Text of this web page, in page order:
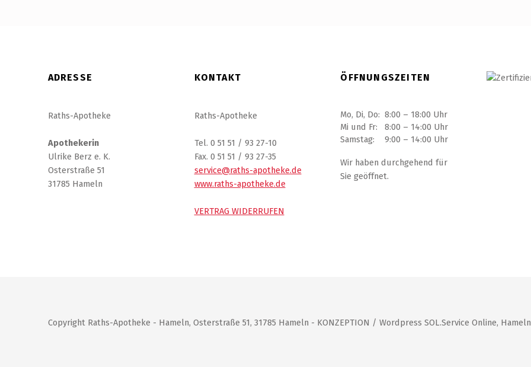
ADRESSE
Raths-Apotheke
Apothekerin
Ulrike Berz e. K.
Osterstraße 51
31785 Hameln
KONTAKT
Raths-Apotheke
Tel. 0 51 51 / 93 27-10
Fax. 0 51 51 / 93 27-35
service@raths-apotheke.de
www.raths-apotheke.de
VERTRAG WIDERRUFEN
ÖFFNUNGSZEITEN
Mo, Di, Do: 8:00 – 18:00 Uhr
Mi und Fr:
8:00 – 14:00 Uhr
Samstag:
9:00 – 14:00 Uhr
Wir haben durchgehend für
Sie geöffnet.
Copyright Raths-Apotheke - Hameln, Osterstraße 51, 31785 Hameln - KONZEPTION / Wordpress SOL.Service Online, Hameln